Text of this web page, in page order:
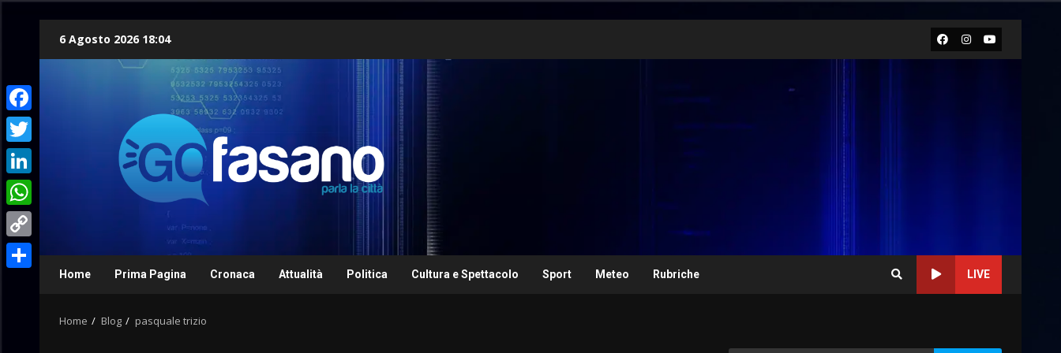
6 Agosto 2026 18:04 Facebook
Instagram
Youtube
Home Prima Pagina Cronaca Attualità Politica Cultura e Spettacolo Sport Meteo Rubriche LIVE
Home Blog pasquale trizio
Facebook
Twitter
LinkedIn
WhatsApp
Copy